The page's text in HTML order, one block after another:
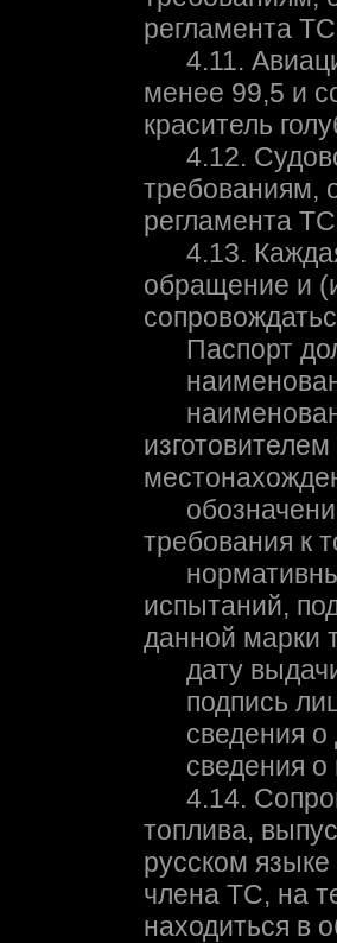
регламента
4.11.
менее 99,5 и
краситель
4.12.
требованиям,
регламента
4.13. Каждая
обращение и
Паспорт
требования к
испытаний,
данной марки
дату
подпись
сведения о
сведения о
4.14.
топлива,
русском языке
члена ТС, на
находиться в